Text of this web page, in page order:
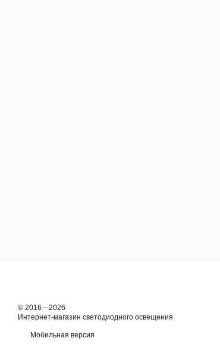
© 2016—2026
Интернет-магазин светодиодного освещения
Мобильная версия